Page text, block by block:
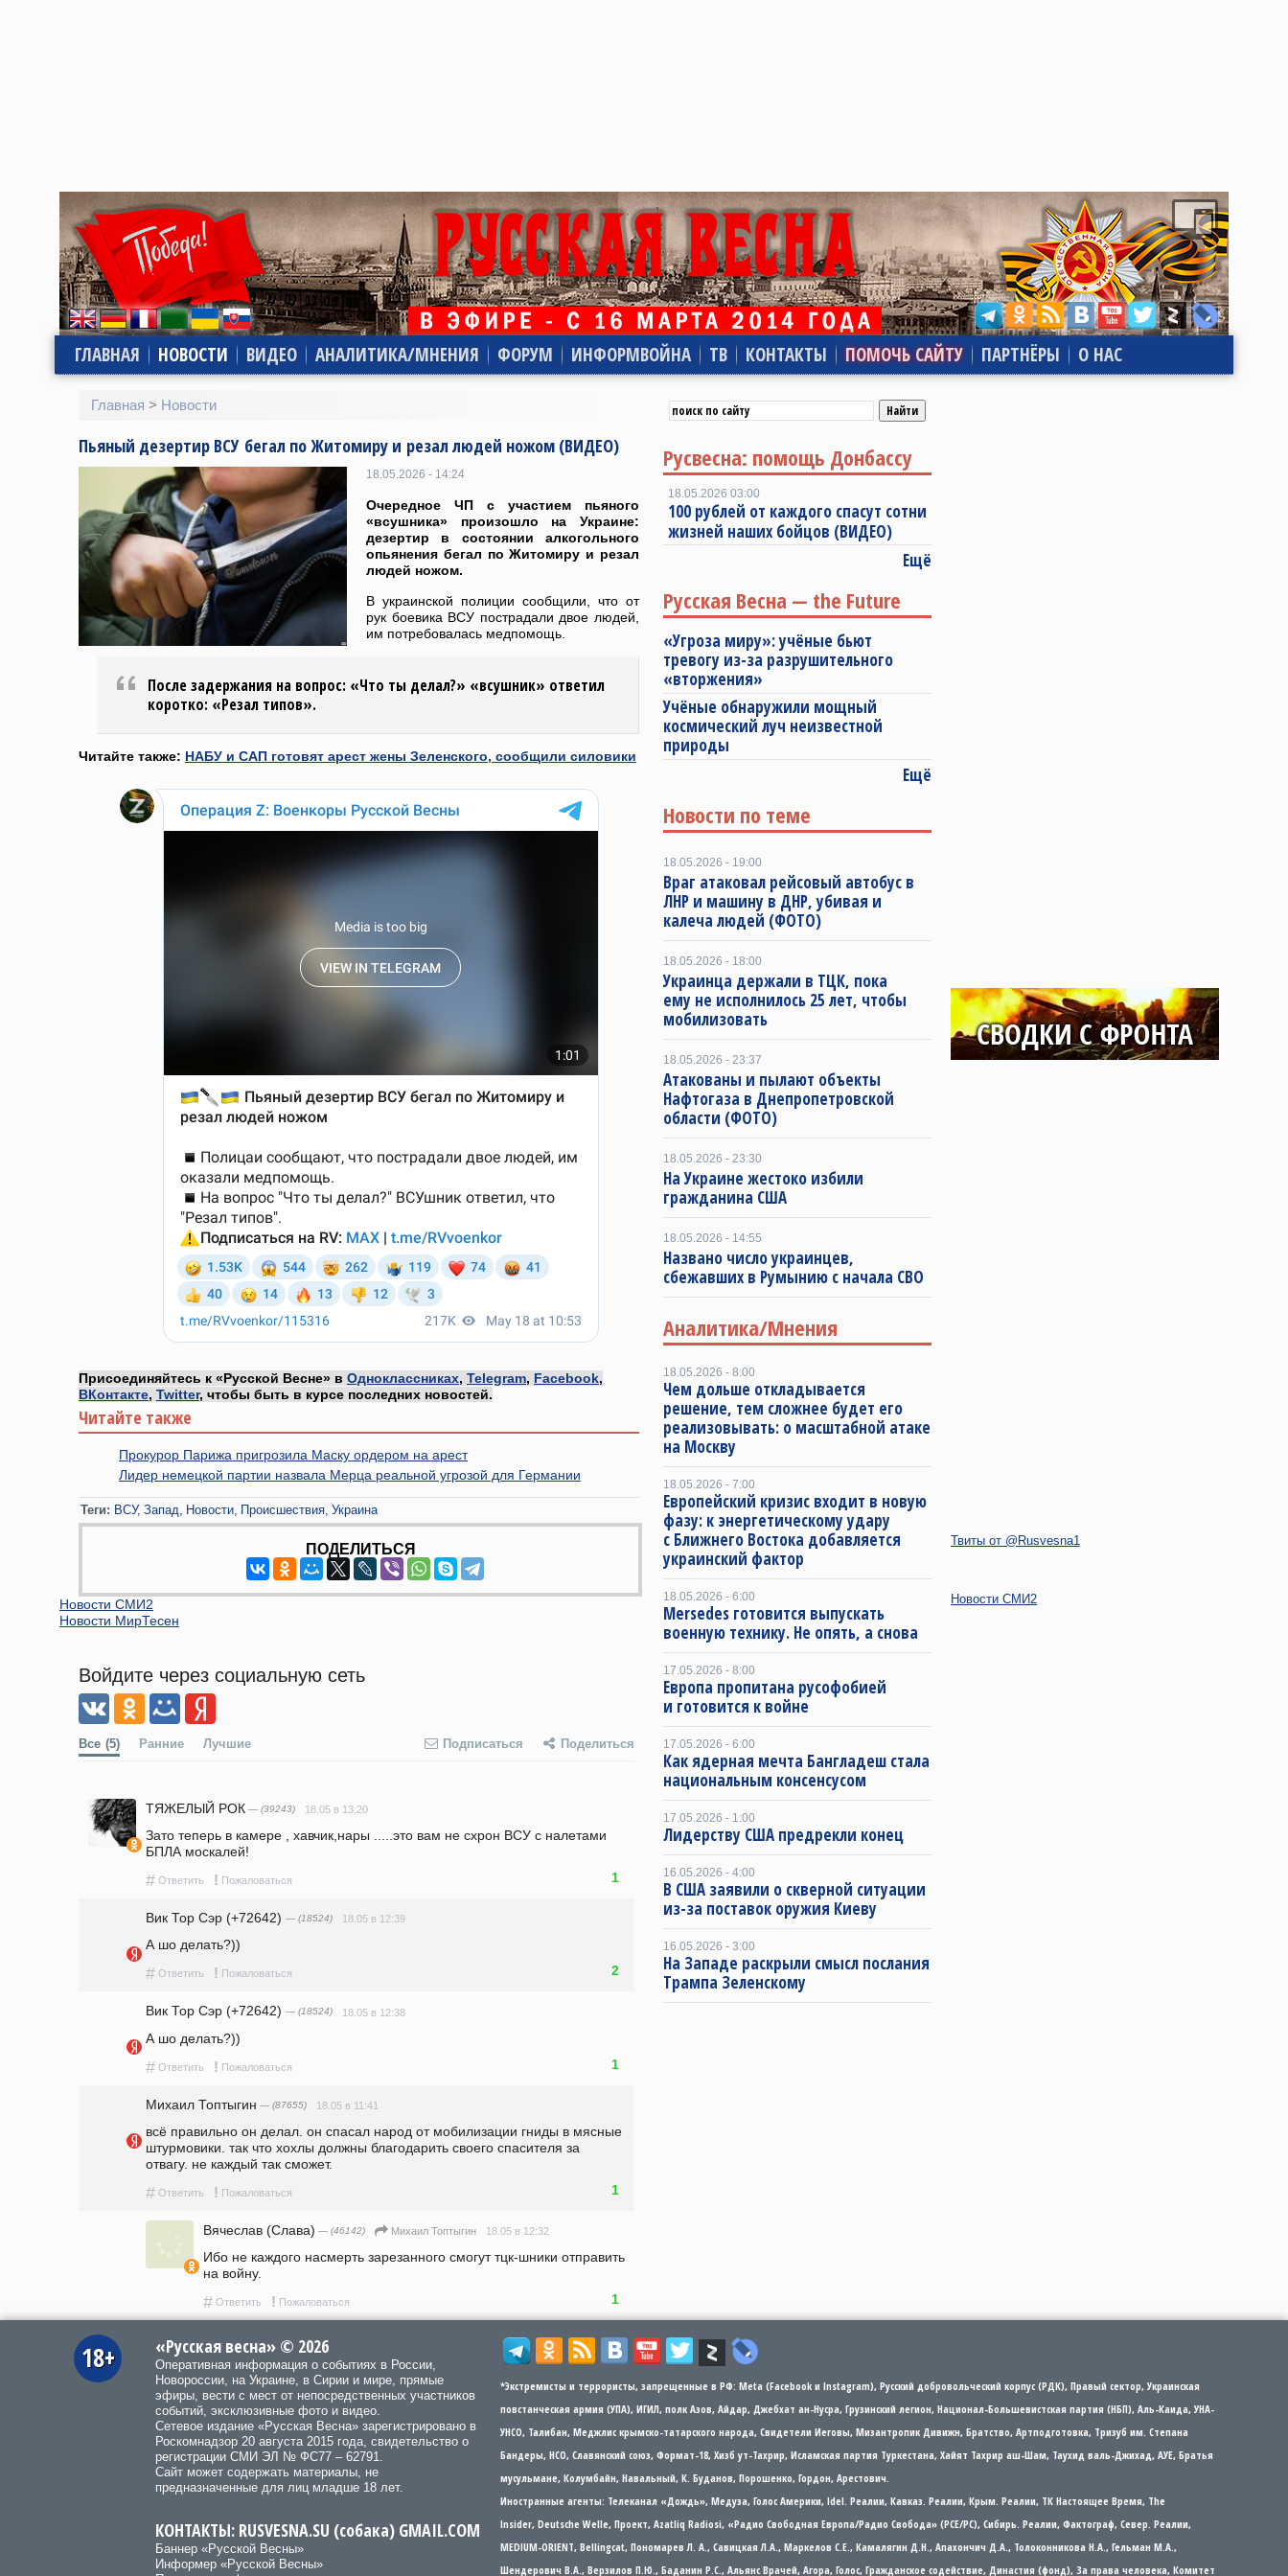
ГЛАВНАЯ НОВОСТИ ВИДЕО АНАЛИТИКА/МНЕНИЯ ФОРУМ ИНФОРМВОЙНА ТВ КОНТАКТЫ ПОМОЧЬ САЙТУ ПАРТНЁРЫ О НАС
Главная > Новости
Пьяный дезертир ВСУ бегал по Житомиру и резал людей ножом (ВИДЕО)
18.05.2026 - 14:24
Очередное ЧП с участием пьяного
«всушника» произошло на Украине:
дезертир в состоянии алкогольного
опьянения бегал по Житомиру и резал
людей ножом.
В украинской полиции сообщили, что от
рук боевика ВСУ пострадали двое людей,
им потребовалась медпомощь.
После задержания на вопрос: «Что ты делал?» «всушник» ответил
коротко: «Резал типов».
Читайте также: НАБУ и САП готовят арест жены Зеленского, сообщили силовики
Присоединяйтесь к «Русской Весне» в Одноклассниках, Telegram, Facebook,
ВКонтакте, Twitter, чтобы быть в курсе последних новостей.
Читайте также
Прокурор Парижа пригрозила Маску ордером на арест
Лидер немецкой партии назвала Мерца реальной угрозой для Германии
Теги: ВСУ Запад Новости Происшествия Украина
ПОДЕЛИТЬСЯ
Новости СМИ2
Новости МирТесен
Войдите через социальную сеть
Все (5) Ранние Лучшие Подписаться Поделиться
ТЯЖЕЛЫЙ РОК — (39243) 18.05 в 13:20
Зато теперь в камере , хавчик,нары .....это вам не схрон ВСУ с налетами
БПЛА москалей!
# Ответить ! Пожаловаться 1
Вик Тор Сэр (+72642) — (18524) 18.05 в 12:39
А шо делать?))
# Ответить ! Пожаловаться 2
Вик Тор Сэр (+72642) — (18524) 18.05 в 12:38
А шо делать?))
# Ответить ! Пожаловаться 1
Михаил Топтыгин — (87655) 18.05 в 11:41
всё правильно он делал. он спасал народ от мобилизации гниды в мясные
штурмовики. так что хохлы должны благодарить своего спасителя за
отвагу. не каждый так сможет.
# Ответить ! Пожаловаться 1
Вячеслав (Слава) — (46142) Михаил Топтыгин 18.05 в 12:32
Ибо не каждого насмерть зарезанного смогут тцк-шники отправить
на войну.
# Ответить ! Пожаловаться 1
Русвесна: помощь Донбассу
18.05.2026 03:00
100 рублей от каждого спасут сотни
жизней наших бойцов (ВИДЕО)
Ещё
Русская Весна — the Future
«Угроза миру»: учёные бьют
тревогу из-за разрушительного
«вторжения»
Учёные обнаружили мощный
космический луч неизвестной
природы
Ещё
Новости по теме
18.05.2026 - 19:00
Враг атаковал рейсовый автобус в
ЛНР и машину в ДНР, убивая и
калеча людей (ФОТО)
18.05.2026 - 18:00
Украинца держали в ТЦК, пока
ему не исполнилось 25 лет, чтобы
мобилизовать
18.05.2026 - 23:37
Атакованы и пылают объекты
Нафтогаза в Днепропетровской
области (ФОТО)
18.05.2026 - 23:30
На Украине жестоко избили
гражданина США
18.05.2026 - 14:55
Названо число украинцев,
сбежавших в Румынию с начала СВО
Аналитика/Мнения
18.05.2026 - 8:00
Чем дольше откладывается
решение, тем сложнее будет его
реализовывать: о масштабной атаке
на Москву
18.05.2026 - 7:00
Европейский кризис входит в новую
фазу: к энергетическому удару
с Ближнего Востока добавляется
украинский фактор
18.05.2026 - 6:00
Mersedes готовится выпускать
военную технику. Не опять, а снова
17.05.2026 - 8:00
Европа пропитана русофобией
и готовится к войне
17.05.2026 - 6:00
Как ядерная мечта Бангладеш стала
национальным консенсусом
17.05.2026 - 1:00
Лидерству США предрекли конец
16.05.2026 - 4:00
В США заявили о скверной ситуации
из-за поставок оружия Киеву
16.05.2026 - 3:00
На Западе раскрыли смысл послания
Трампа Зеленскому
Твиты от @Rusvesna1
Новости СМИ2
18+ «Русская весна» © 2026
Оперативная информация о событиях в России,
Новороссии, на Украине, в Сирии и мире, прямые
эфиры, вести с мест от непосредственных участников
событий, эксклюзивные фото и видео.
Сетевое издание «Русская Весна» зарегистрировано в
Роскомнадзор 20 августа 2015 года, свидетельство о
регистрации СМИ ЭЛ № ФС77 – 62791.
Сайт может содержать материалы, не
предназначенные для лиц младше 18 лет.
КОНТАКТЫ: RUSVESNA.SU (собака) GMAIL.COM
Баннер «Русской Весны»
Информер «Русской Весны»
*Экстремисты и террористы, запрещенные в РФ: Meta (Facebook и Instagram), Русский добровольческий корпус (РДК), Правый сектор, Украинская
повстанческая армия (УПА), ИГИЛ, полк Азов, Айдар, Джебхат ан-Нусра, Грузинский легион, Национал-Большевистская партия (НБП), Аль-Каида, УНА-
УНСО, Талибан, Меджлис крымско-татарского народа, Свидетели Иеговы, Мизантропик Дивижн, Братство, Артподготовка, Тризуб им. Степана
Бандеры​​, НСО, Славянский союз, Формат-18, Хизб ут-Тахрир, Исламская партия Туркестана, Хайят Тахрир аш-Шам, Таухид валь-Джихад, АУЕ, Братья
мусульмане, Колумбайн, Навальный, К. Буданов, Порошенко, Гордон, Арестович.
Иностранные агенты: Телеканал «Дождь», Медуза, Голос Америки, Idel. Реалии, Кавказ. Реалии, Крым. Реалии, ТК Настоящее Время, The
Insider, Deutsche Welle, Проект, Azatliq Radiosi, «Радио Свободная Европа/Радио Свобода» (PCE/PC), Сибирь. Реалии, Фактограф, Север. Реалии,
MEDIUM-ORIENT, Bellingcat, Пономарев Л. А., Савицкая Л.А., Маркелов С.Е., Камалягин Д.Н., Апахончич Д.А., Толоконникова Н.А., Гельман М.А.,
Шендерович В.А., Верзилов П.Ю., Баданин Р.С., Альянс Врачей, Агора, Голос, Гражданское содействие, Династия (фонд), За права человека, Комитет